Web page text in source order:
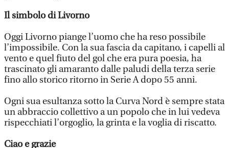
Il simbolo di Livorno
Oggi Livorno piange l’uomo che ha reso possibile
l’impossibile. Con la sua fascia da capitano, i capelli al
vento e quel fiuto del gol che era pura poesia, ha
trascinato gli amaranto dalle paludi della terza serie
fino allo storico ritorno in Serie A dopo 55 anni.
Ogni sua esultanza sotto la Curva Nord è sempre stata
un abbraccio collettivo a un popolo che in lui vedeva
rispecchiati l’orgoglio, la grinta e la voglia di riscatto.
Ciao e grazie